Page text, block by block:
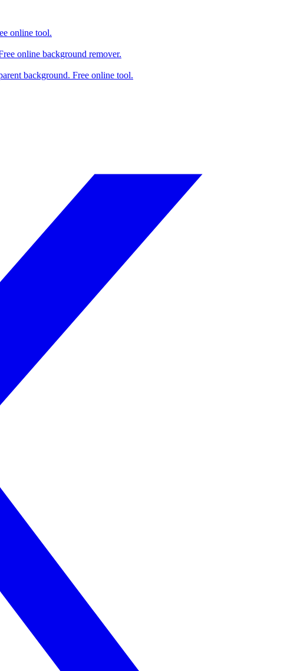
online tool.
online background remover.
background. Free online tool.